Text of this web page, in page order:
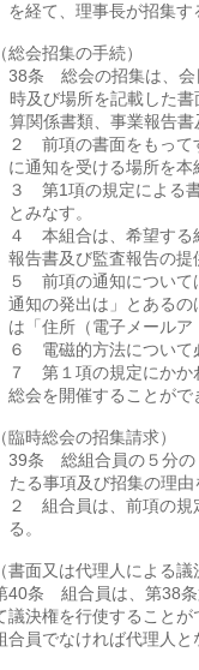
を経て、理事長が招集す
（総会招集の手続）
第38条 総会の招集は、
時及び場所を記載した
算関係書類、事業報告
２ 前項の書面をもって
に通知を受ける場所を
３ 第1項の規定による
とみなす。
４ 本組合は、希望する
報告書及び監査報告の
５ 前項の通知について
通知の発出は」とある
は「住所（電子メール
６ 電磁的方法について
７ 第１項の規定にかか
総会を開催することがで
（臨時総会の招集請求）
第39条 総組合員の５分
たる事項及び招集の理
２ 組合員は、前項の規
る。
（書面又は代理人による
40条 組合員は、第38条
議決権を行使すること
合員でなければ代理人